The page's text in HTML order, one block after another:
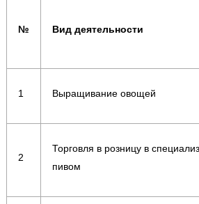
№ Вид деятельности
1 Выращивание овощей
2
Торговля в розницу в
пивом